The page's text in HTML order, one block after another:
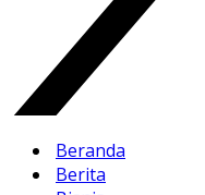
Beranda
Berita